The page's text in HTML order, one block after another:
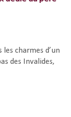
les charmes d’un
des Invalides,